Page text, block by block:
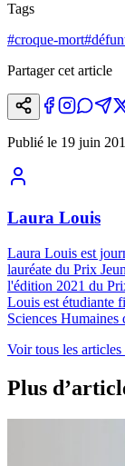
Tags
#croque-mort#
Partager cet article
Publié le 19 juin
Laura Louis
Laura Louis est
lauréate du Prix
l'édition 2021 du
Louis est étudiante
Sciences
Voir tous les articles
Plus